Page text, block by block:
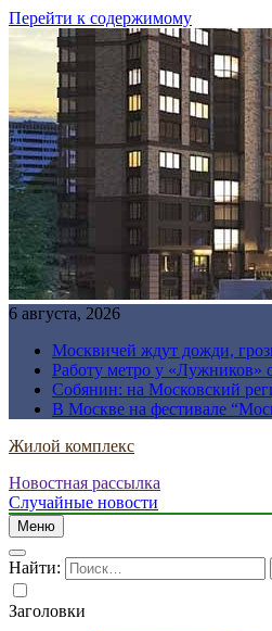
Перейти к содержимому
6 августа, 2026
Москвичей ждут дожди,
Работу метро у «Лужников»
Собянин: на Московский
В Москве на фестивале
Жилой комплекс
Новостная рассылка
Случайные новости
Меню
Найти:
Заголовки